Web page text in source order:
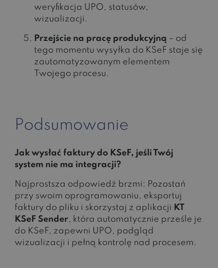
weryfikacja UPO, statusów,
wizualizacji.
Przejście na pracę produkcyjną – od
tego momentu wysyłka do KSeF staje się
zautomatyzowanym elementem
Twojego procesu.
Podsumowanie
Jak wysłać faktury do KSeF, jeśli Twój
system nie ma integracji?
Najprostsza odpowiedź brzmi: Pozostań
przy swoim oprogramowaniu, eksportuj
faktury do pliku i skorzystaj z aplikacji KT
KSeF Sender, która automatycznie prześle je
do KSeF, zapewni UPO, podgląd
wizualizacji i pełną kontrolę nad procesem.